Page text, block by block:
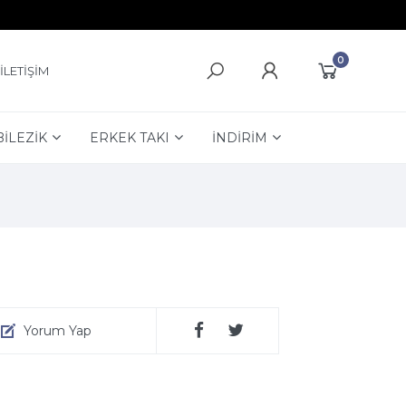
İLETİŞİM
0
ERKEK TAKI İNDİRİM
Yorum Yap